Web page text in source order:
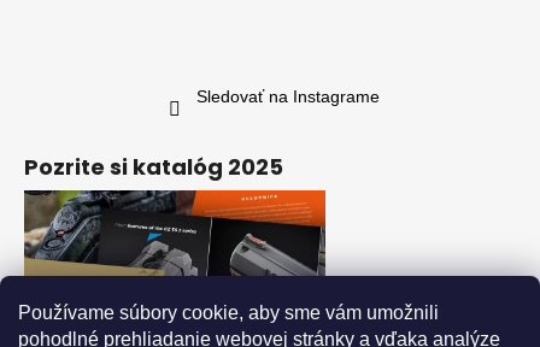
Používame súbory cookie, aby sme vám umožnili
pohodlné prehliadanie webovej stránky a vďaka analýze
Sledovať na Instagrame
Pozrite si katalóg 2025